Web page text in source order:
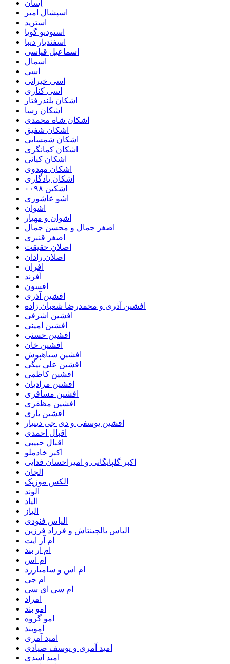
اِسان
اسپشال امیر
استرید
استودیو گویا
اسفندیار دیبا
اسماعیل قیاسی
اسمال
اسی
اسی خیراتی
اسی کناری
اشکان بلندرفتار
اشکان رسا
اشکان شاه محمدی
اشکان شفیق
اشکان شمسایی
اشکان‌ کمانگری
اشکان کیانی
اشکان مهدوی
اشکان یادگاری
اشکین ۰۰۹۸
اشو عاشوری
اشوان
اشوان و مهیار
اصغر جمال و محسن جمال
اصغر قنبری
اصلان حقیقت
اصلان رادان
افران
اَفرند
افسون
افشین آذری
افشین آذری و محمدرضا شعبان زاده
افشین اشرفی
افشین امینی
افشین حسنی
افشین خان
افشین سیاهپوش
افشین علی بیگی
افشین کاظمی
افشین مرادیان
افشین مسافری
افشین مظفری
افشین یاری
افشین یوسفی و دی جی دینیار
اقبال احمدی
اقبال حبیبی
اکبر خادملو
اکبر گلپایگانی و امیراحسان فدایی
الجان
الکس موزیک
الوند
الیاد
الیاز
الیاس فنودی
الیاس یالچینتاش و فرزاد فرزین
ام آر ایت
ام‌ ار بند
ام اس
ام اس و سامیارزد
ام جی
ام سی ای سی
امراد
امو بند
امو گروه
اموبند
امید آمری
امید آمری و یوسف صیادی
امید اسدی